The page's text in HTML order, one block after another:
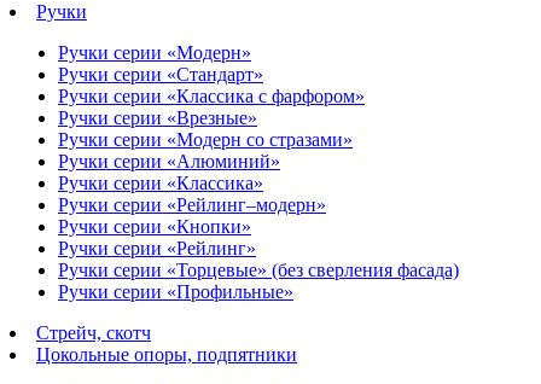
Ручки
Ручки серии «Модерн»
Ручки серии «Стандарт»
Ручки серии «Классика с фарфором»
Ручки серии «Врезные»
Ручки серии «Модерн со стразами»
Ручки серии «Алюминий»
Ручки серии «Классика»
Ручки серии «Рейлинг–модерн»
Ручки серии «Кнопки»
Ручки серии «Рейлинг»
Ручки серии «Торцевые» (без сверления фасада)
Ручки серии «Профильные»
Стрейч, скотч
Цокольные опоры, подпятники